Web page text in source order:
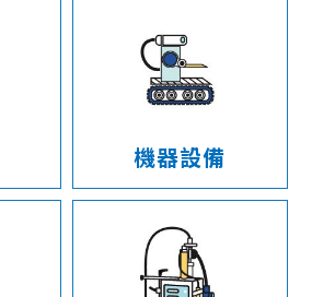
機器設備